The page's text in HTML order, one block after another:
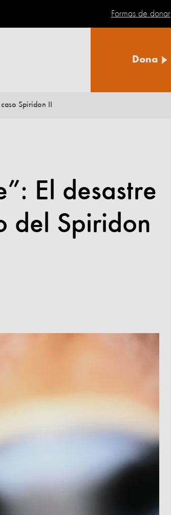
Formas de donar
Dona
Spiridon II
El desastre
del Spiridon